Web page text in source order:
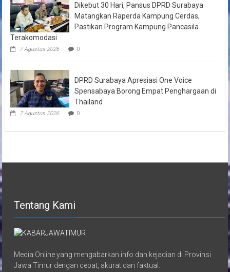
Dikebut 30 Hari, Pansus DPRD Surabaya
Matangkan Raperda Kampung Cerdas,
Pastikan Program Kampung Pancasila
Terakomodasi
7 Agustus 2026 0
DPRD Surabaya Apresiasi One Voice
Spensabaya Borong Empat Penghargaan di
Thailand
7 Agustus 2026 0
Tentang Kami
Media Online yang mengabarkan info dan kejadian di Provinsi
Jawa Timur dengan cepat, akurat dan faktual.